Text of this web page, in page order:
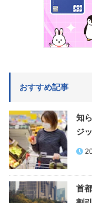
おすすめ記事
知
ジ
首